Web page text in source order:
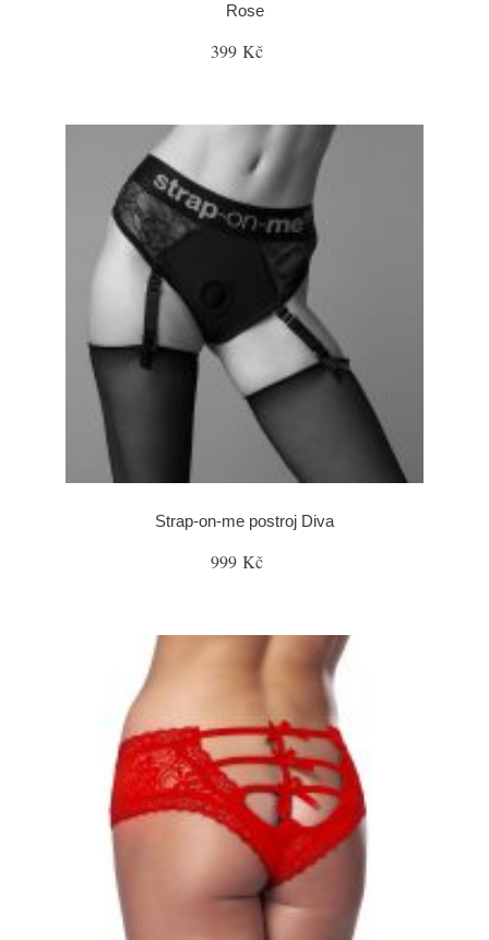
Rose
399 Kč
Strap-on-me postroj Diva
999 Kč